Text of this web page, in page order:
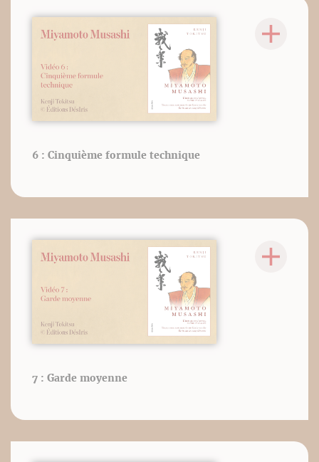
6 : Cinquième formule technique
7 : Garde moyenne